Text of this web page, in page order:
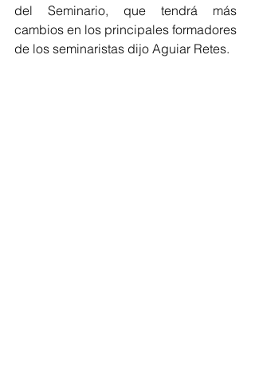
del Seminario, que tendrá más
cambios en los principales formadores
de los seminaristas dijo Aguiar Retes.